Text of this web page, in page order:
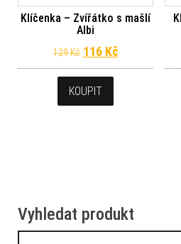
Klíčenka – Zvířátko s mašlí
Albi
129Kč Původní cena
116 KčAktuální
KOUPIT
Vyhledat produkt